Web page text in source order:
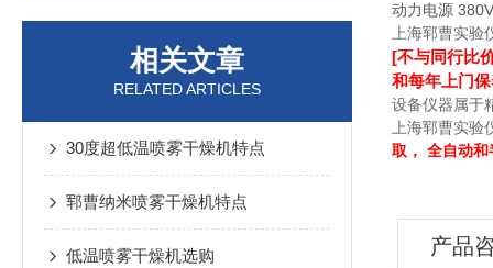
相关文章
RELATED ARTICLES
30度超低温喷雾干燥机特点
郓曹纳米喷雾干燥机特点
低温喷雾干燥机选购
动力电源
上海郓曹实验
[不与同行比
和每年上门
设备仪器属于
上海郓曹实验
取， 全自动和
产品